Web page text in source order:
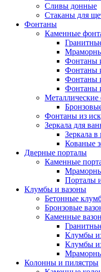
Сливы донные
Стаканы для
Фонтаны
Каменные
Фонтаны
Фонтаны
Фонтаны
Фонтаны
Фонтаны из
Зеркала для
Зеркала в
Кованые
Дверные порталы
Каменные
Порталы
Клумбы и вазоны
Бетонные
Бронзовые
Каменные
Клумбы
Клумбы
Колонны и пилястры